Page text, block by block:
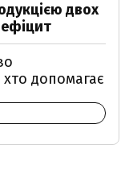
двох
хто допомагає